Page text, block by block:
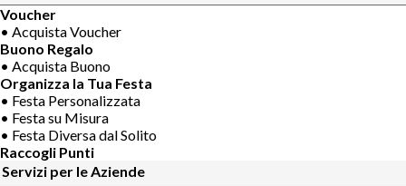
Voucher
• Acquista Voucher
Buono Regalo
• Acquista Buono
Organizza la Tua Festa
• Festa Personalizzata
• Festa su Misura
• Festa Diversa dal Solito
Raccogli Punti
Servizi per le Aziende